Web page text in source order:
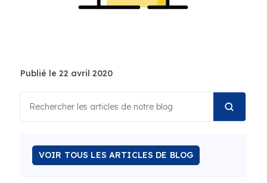
Publié le 22 avril 2020
VOIR TOUS LES ARTICLES DE BLOG